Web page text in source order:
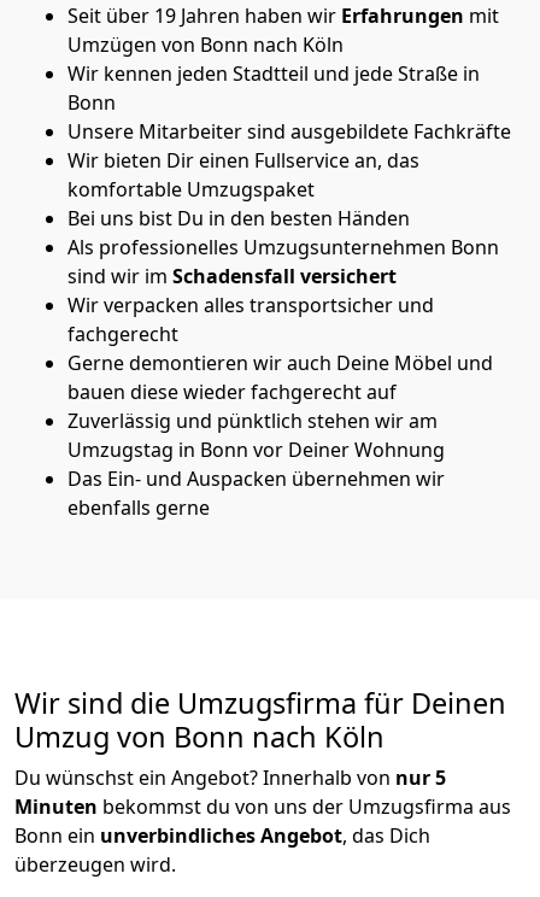
Seit über 19 Jahren haben wir Erfahrungen mit
Umzügen von Bonn nach Köln
Wir kennen jeden Stadtteil und jede Straße in
Bonn
Unsere Mitarbeiter sind ausgebildete Fachkräfte
Wir bieten Dir einen Fullservice an, das
komfortable Umzugspaket
Bei uns bist Du in den besten Händen
Als professionelles Umzugsunternehmen Bonn
sind wir im Schadensfall versichert
Wir verpacken alles transportsicher und
fachgerecht
Gerne demontieren wir auch Deine Möbel und
bauen diese wieder fachgerecht auf
Zuverlässig und pünktlich stehen wir am
Umzugstag in Bonn vor Deiner Wohnung
Das Ein- und Auspacken übernehmen wir
ebenfalls gerne
Wir sind die Umzugsfirma für Deinen
Umzug von Bonn nach Köln
Du wünschst ein Angebot? Innerhalb von nur 5
Minuten bekommst du von uns der Umzugsfirma aus
Bonn ein unverbindliches Angebot, das Dich
überzeugen wird.